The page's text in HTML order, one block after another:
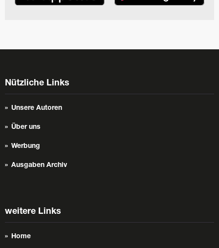
Nützliche Links
Unsere Autoren
Über uns
Werbung
Ausgaben Archiv
weitere Links
Home